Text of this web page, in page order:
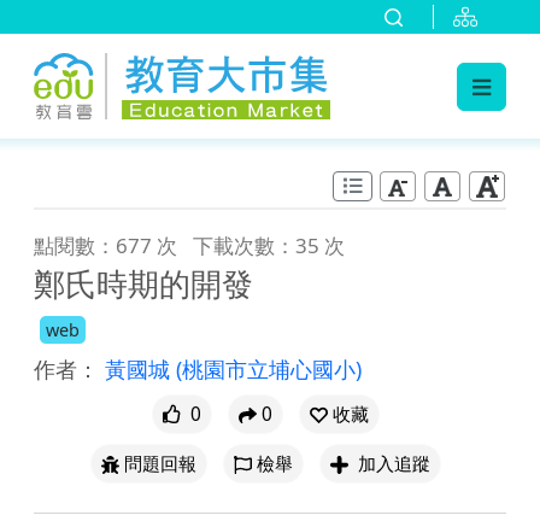
點閱數：677 次 下載次數：35 次
鄭氏時期的開發
web
作者： 黃國城 (桃園市立埔心國小)
0 0
收藏
問題回報
檢舉 加入追蹤